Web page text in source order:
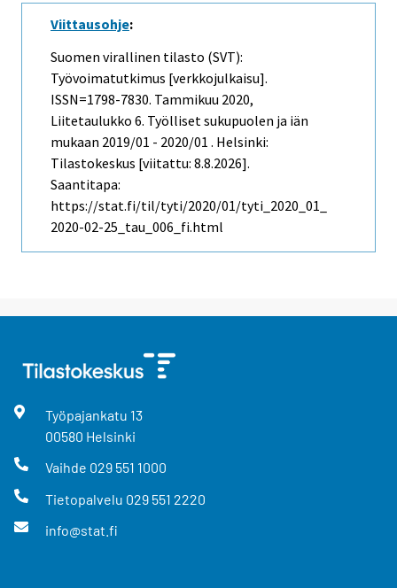
Viittausohje:
Suomen virallinen tilasto (SVT):
Työvoimatutkimus [verkkojulkaisu].
ISSN=1798-7830. Tammikuu 2020,
Liitetaulukko 6. Työlliset sukupuolen ja iän
mukaan 2019/01 - 2020/01 . Helsinki:
Tilastokeskus [viitattu: 8.8.2026].
Saantitapa:
https://stat.fi/til/tyti/2020/01/tyti_2020_01_
2020-02-25_tau_006_fi.html
Työpajankatu 13
00580 Helsinki
Vaihde 029 551 1000
Tietopalvelu 029 551 2220
info@stat.fi